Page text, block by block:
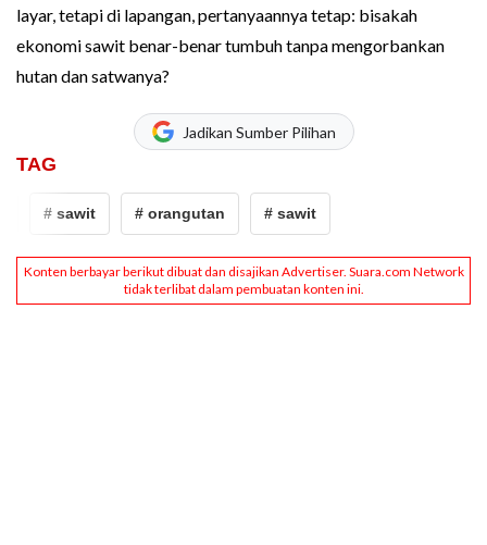
layar, tetapi di lapangan, pertanyaannya tetap: bisakah
ekonomi sawit benar-benar tumbuh tanpa mengorbankan
hutan dan satwanya?
Jadikan Sumber Pilihan
TAG
# sawit # orangutan # sawit